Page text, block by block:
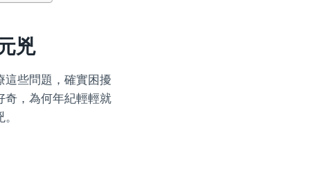
兇
些問題，確實困擾
奇，為何年紀輕輕就